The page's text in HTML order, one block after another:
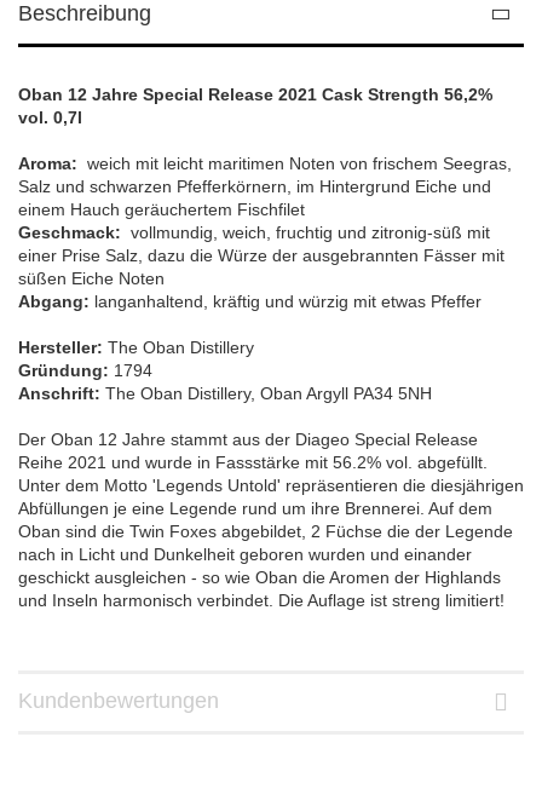
Beschreibung
Oban 12 Jahre Special Release 2021 Cask Strength 56,2%
vol. 0,7l
Aroma: weich mit leicht maritimen Noten von frischem Seegras,
Salz und schwarzen Pfefferkörnern, im Hintergrund Eiche und
einem Hauch geräuchertem Fischfilet
Geschmack: vollmundig, weich, fruchtig und zitronig-süß mit
einer Prise Salz, dazu die Würze der ausgebrannten Fässer mit
süßen Eiche Noten
Abgang: langanhaltend, kräftig und würzig mit etwas Pfeffer
Hersteller: The Oban Distillery
Gründung: 1794
Anschrift: The Oban Distillery, Oban Argyll PA34 5NH
Der Oban 12 Jahre stammt aus der Diageo Special Release
Reihe 2021 und wurde in Fassstärke mit 56.2% vol. abgefüllt.
Unter dem Motto 'Legends Untold' repräsentieren die diesjährigen
Abfüllungen je eine Legende rund um ihre Brennerei. Auf dem
Oban sind die Twin Foxes abgebildet, 2 Füchse die der Legende
nach in Licht und Dunkelheit geboren wurden und einander
geschickt ausgleichen - so wie Oban die Aromen der Highlands
und Inseln harmonisch verbindet. Die Auflage ist streng limitiert!
Kundenbewertungen